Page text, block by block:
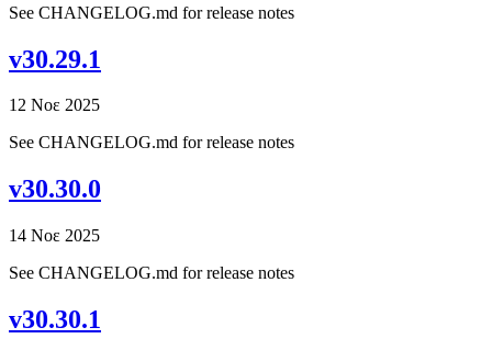
See CHANGELOG.md for release notes
v30.29.1
12 Νοε 2025
See CHANGELOG.md for release notes
v30.30.0
14 Νοε 2025
See CHANGELOG.md for release notes
v30.30.1